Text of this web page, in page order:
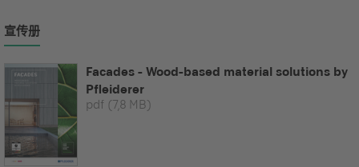
宣传册
Facades - Wood-based material solutions by
Pfleiderer
pdf (7,8 MB)